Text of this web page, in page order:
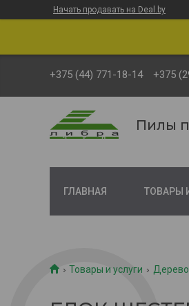
Начать продавать на Deal.by
+375 (44) 771-18-14 +375
Пилы
ГЛАВНАЯ ТОВАРЫ
Товары и услуги